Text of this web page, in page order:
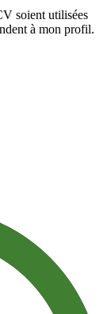
soient utilisées
à mon profil.